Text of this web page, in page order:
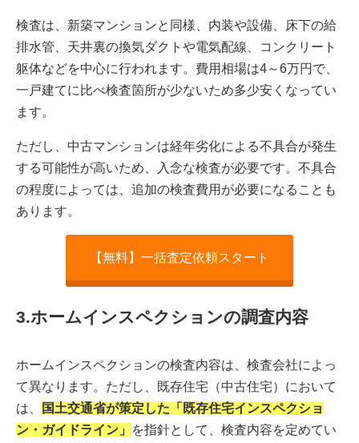
検査は、新築マンションと同様、内装や設備、床下の給
排水管、天井裏の換気ダクトや電気配線、コンクリート
躯体などを中心に行われます。費用相場は4～6万円で、
一戸建てに比べ検査箇所が少ないため多少安くなってい
ます。
ただし、中古マンションは経年劣化による不具合が発生
する可能性が高いため、入念な検査が必要です。不具合
の程度によっては、追加の検査費用が必要になることも
あります。
【無料】一括査定依頼スタート
3.ホームインスペクションの調査内容
ホームインスペクションの検査内容は、検査会社によっ
て異なります。ただし、既存住宅（中古住宅）において
は、
国土交通省が策定した「既存住宅インスペクショ
ン・ガイドライン」
を指針として、検査内容を定めてい